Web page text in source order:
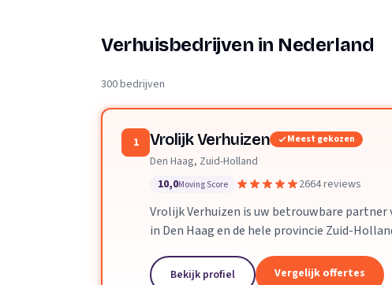
Verhuisplanner
Verhuisbedrijven in Nederland
300 bedrijven
1 Vrolijk Verhuizen Meest gekozen
Den Haag, Zuid-Holland
10,0Moving Score 2664 reviews
Vrolijk Verhuizen is uw betrouwbare
in Den Haag en de hele provincie Zuid-
verloopt.
Bekijk profiel Vergelijk offertes